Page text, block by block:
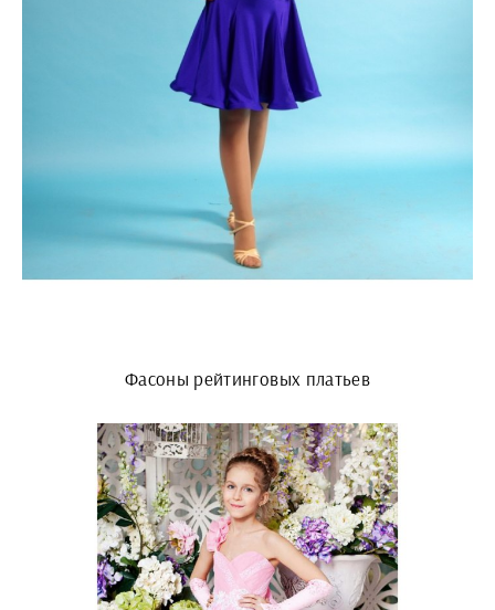
Фасоны рейтинговых платьев